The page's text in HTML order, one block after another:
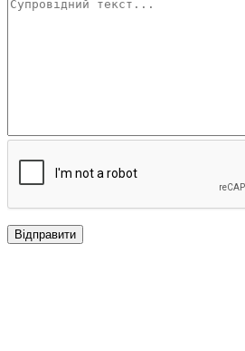
Відправити